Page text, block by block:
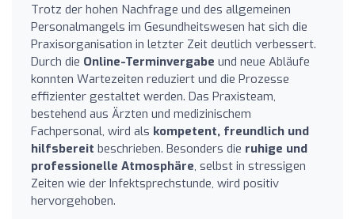
Trotz der hohen Nachfrage und des allgemeinen
Personalmangels im Gesundheitswesen hat sich die
Praxisorganisation in letzter Zeit deutlich verbessert.
Durch die Online-Terminvergabe und neue Abläufe
konnten Wartezeiten reduziert und die Prozesse
effizienter gestaltet werden. Das Praxisteam,
bestehend aus Ärzten und medizinischem
Fachpersonal, wird als kompetent, freundlich und
hilfsbereit beschrieben. Besonders die ruhige und
professionelle Atmosphäre, selbst in stressigen
Zeiten wie der Infektsprechstunde, wird positiv
hervorgehoben.